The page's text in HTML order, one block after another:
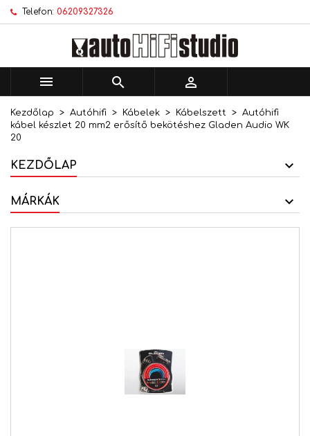
Telefon: 06209327326
  
Kezdőlap Autóhifi Kábelek Kábelszett
Autóhifi
kábel készlet 20 mm2 erősítő bekötéshez Gladen Audio WK
20
KEZDŐLAP
MÁRKÁK
Kívánságlistáim ×
Új lista létrehozása
Kívánságlista létrehozása ×
Kívánságlista neve
Bejelentkezés ×
történő mentéséhez.
Mégsem Bejelentkezés